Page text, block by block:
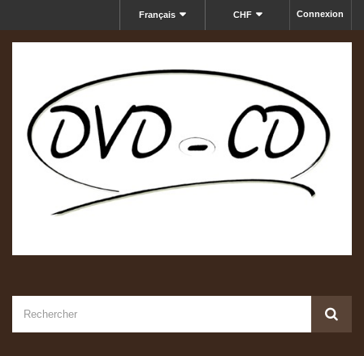
Connexion
CHF
Français